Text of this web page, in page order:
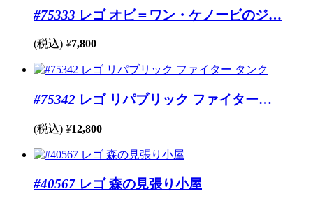
#75333 レゴ オビ＝ワン・ケノービのジ…
(税込) ¥7,800
#75342 レゴ リパブリック ファイター…
(税込) ¥12,800
#40567 レゴ 森の見張り小屋